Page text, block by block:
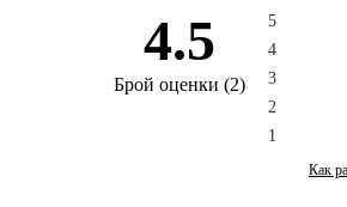
4.5
Брой оценки (2)
5
4
3
2
1
Как